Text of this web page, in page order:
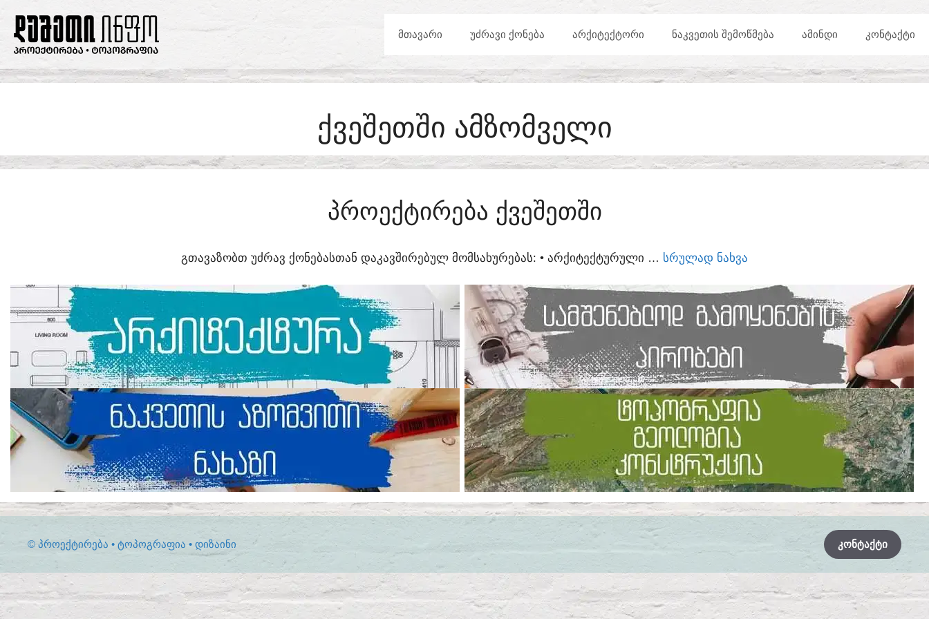
CONTENT
ᲛᲗᲐᲕᲐᲠᲘ ᲣᲫᲠᲐᲕᲘ ᲥᲝᲜᲔᲑᲐ ᲐᲠᲥᲘᲢᲔᲥᲢᲝᲠᲘ ᲜᲐᲙᲕᲔᲗᲘᲡ ᲨᲔᲛᲝᲬᲛᲔᲑᲐ ᲐᲛᲘᲜᲓᲘ ᲙᲝᲜᲢᲐᲥᲢᲘ
ᲥᲕᲔᲨᲔᲗᲨᲘ ᲐᲛᲖᲝᲛᲕᲔᲚᲘ
ᲞᲠᲝᲔᲥᲢᲘᲠᲔᲑᲐ ᲥᲕᲔᲨᲔᲗᲨᲘ
ᲒᲗᲐᲕᲐᲖᲝᲑᲗ ᲣᲫᲠᲐᲕ ᲥᲝᲜᲔᲑᲐᲡᲗᲐᲜ ᲓᲐᲙᲐᲕᲨᲘᲠᲔᲑᲣᲚ ᲛᲝᲛᲡᲐᲮᲣᲠᲔᲑᲐᲡ:​ • ᲐᲠᲥᲘᲢᲔᲥᲢᲣᲠᲣᲚᲘ … ᲡᲠᲣᲚᲐᲓ ᲜᲐᲮᲕᲐ
ᲙᲝᲜᲢᲐᲥᲢᲘ
© ᲞᲠᲝᲔᲥᲢᲘᲠᲔᲑᲐ • ᲢᲝᲞᲝᲒᲠᲐᲤᲘᲐ • ᲓᲘᲖᲐᲘᲜᲘ